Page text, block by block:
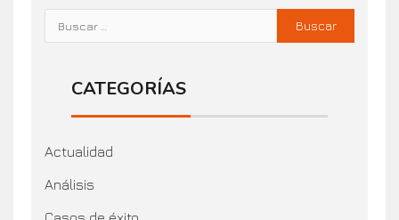
CATEGORÍAS
Actualidad
Análisis